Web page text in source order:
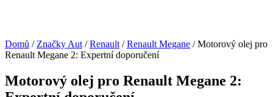
Domů / Značky Aut / Renault / Renault Megane / Motorový olej pro
Renault Megane 2: Expertní doporučení
Motorový olej pro Renault Megane 2: